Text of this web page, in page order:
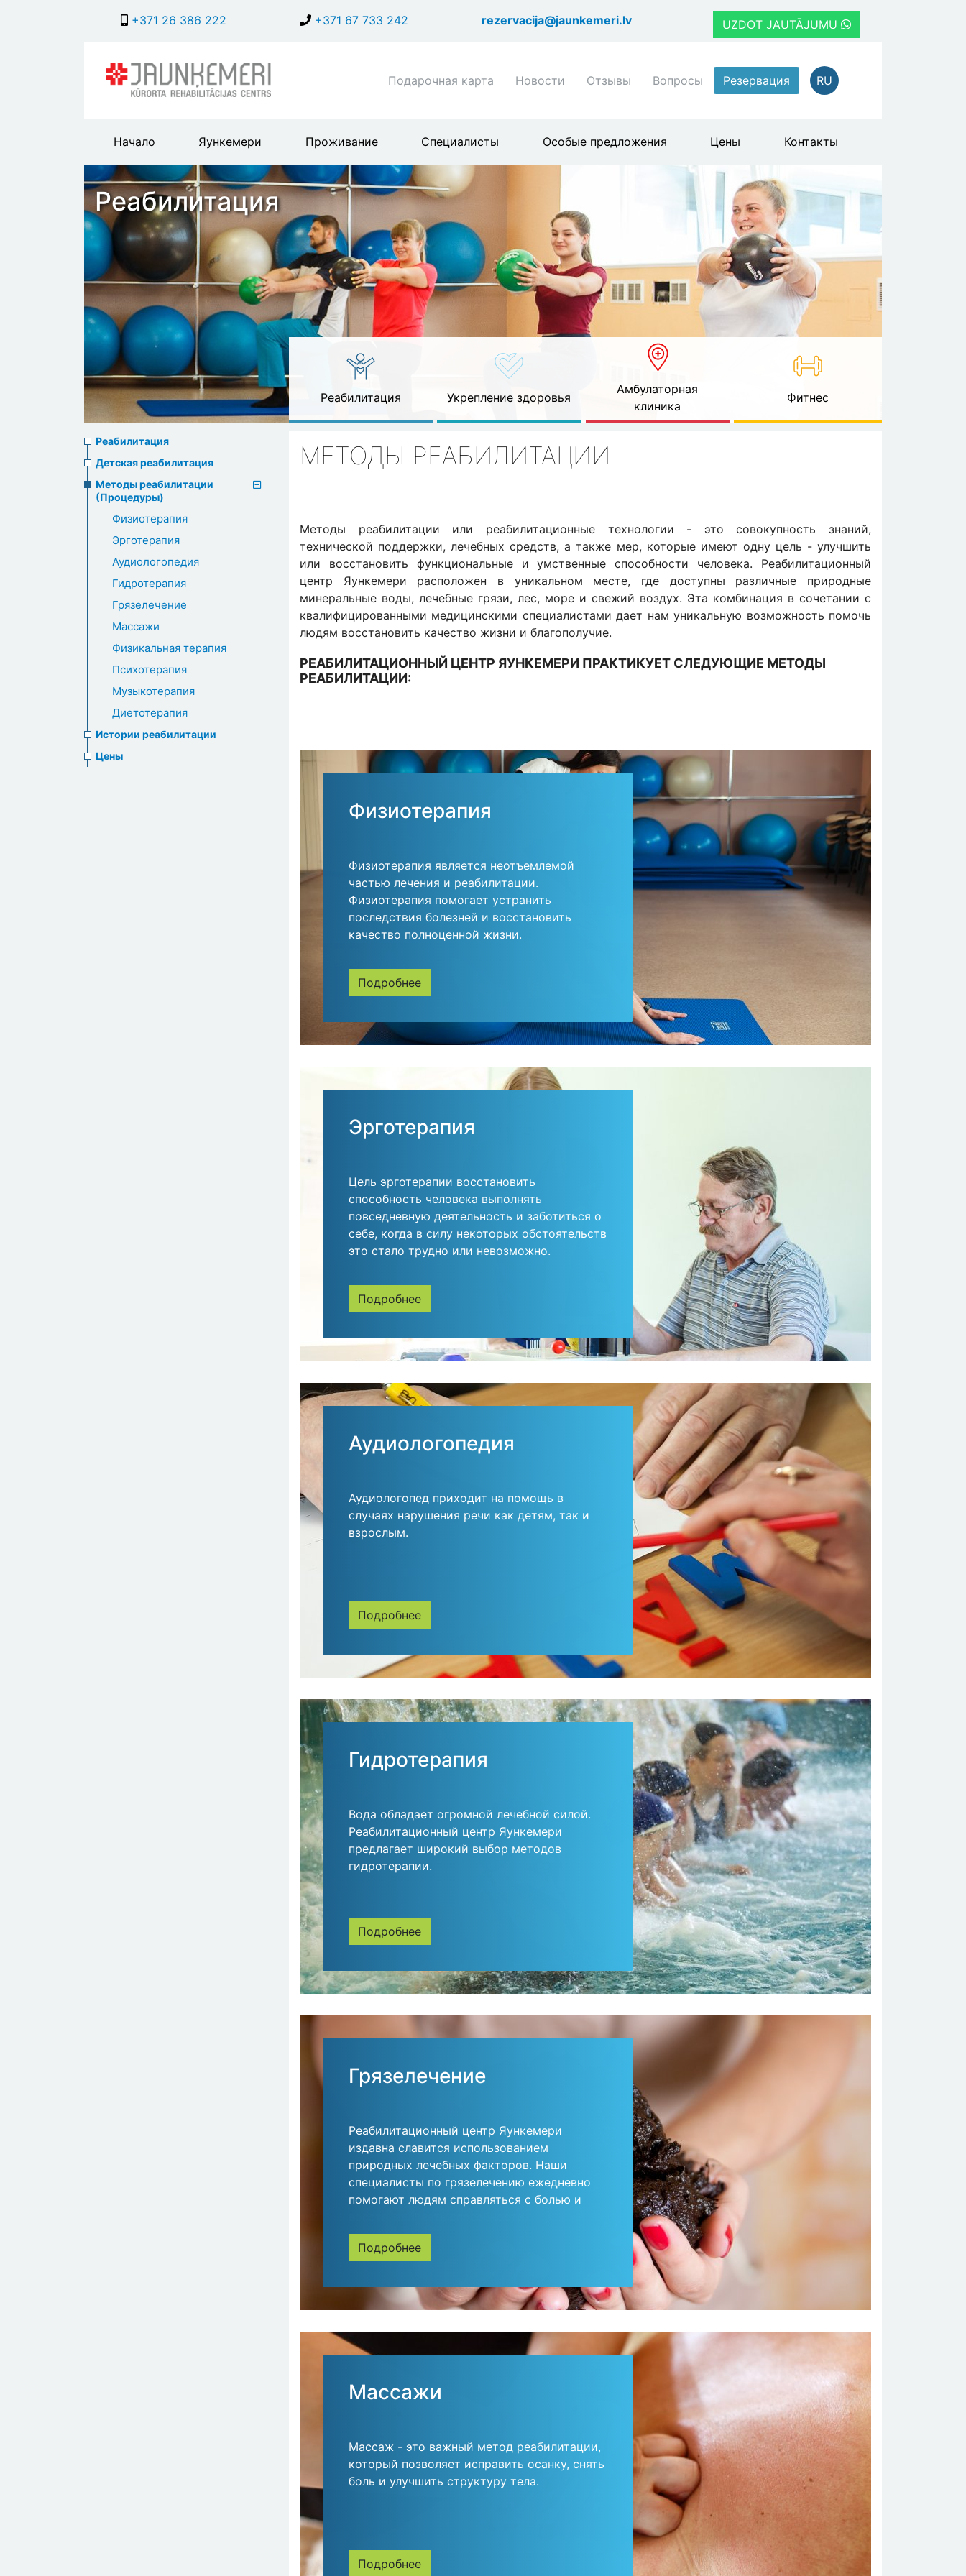
к
+371 26 386 222 +371 67 733 242 rezervacija@jaunkemeri.lv UZDOT JAUTĀJUMU
Shortcuts
menu
Подарочная карта Новости Отзывы Вопросы Резервация RU
Main
header
menu
Начало Яункемери Проживание Специалисты Особые предложения Цены Контакты
Реабилитация
Реабилитация Укрепление здоровья
Амбулаторная
клиника
Фитнес
Rehabilitation
menu
Реабилитация
Детская реабилитация
Методы реабилитации
(Процедуры)
Физиотерапия
Эрготерапия
Аудиологопедия
Гидротерапия
Грязелечение
Массажи
Физикальная терапия
Психотерапия
Музыкотерапия
Диетотерапия
Истории реабилитации
Цены
МЕТОДЫ РЕАБИЛИТАЦИИ
Методы реабилитации или реабилитационные технологии - это совокупность знаний,
технической поддержки, лечебных средств, а также мер, которые имеют одну цель - улучшить
или восстановить функциональные и умственные способности человека. Реабилитационный
центр Яункемери расположен в уникальном месте, где доступны различные природные
минеральные воды, лечебные грязи, лес, море и свежий воздух. Эта комбинация в сочетании с
квалифицированными медицинскими специалистами дает нам уникальную возможность помочь
людям восстановить качество жизни и благополучие.
РЕАБИЛИТАЦИОННЫЙ ЦЕНТР ЯУНКЕМЕРИ ПРАКТИКУЕТ СЛЕДУЮЩИЕ МЕТОДЫ
РЕАБИЛИТАЦИИ:
Физиотерапия
Физиотерапия является неотъемлемой
частью лечения и реабилитации.
Физиотерапия помогает устранить
последствия болезней и восстановить
качество полноценной жизни.
Подробнее
Эрготерапия
Цель эрготерапии восстановить
способность человека выполнять
повседневную деятельность и заботиться о
себе, когда в силу некоторых обстоятельств
это стало трудно или невозможно.
Подробнее
Аудиологопедия
Аудиологопед приходит на помощь в
случаях нарушения речи как детям, так и
взрослым.
Подробнее
Гидротерапия
Вода обладает огромной лечебной силой.
Реабилитационный центр Яункемери
предлагает широкий выбор методов
гидротерапии.
Подробнее
Грязелечение
Реабилитационный центр Яункемери
издавна славится использованием
природных лечебных факторов. Наши
специалисты по грязелечению ежедневно
помогают людям справляться с болью и
Подробнее
Массажи
Массаж - это важный метод реабилитации,
который позволяет исправить осанку, снять
боль и улучшить структуру тела.
Подробнее